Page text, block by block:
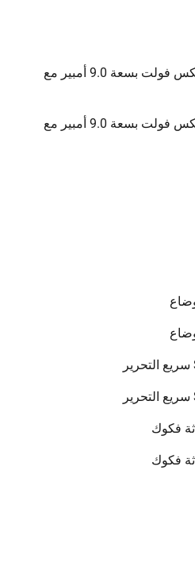
(2) مجموعة بطاريةXR فليكس فولت بسعة 9.0 أمبير مع
(1) مجموعة بطاريةXR فليكس فولت بسعة 9.0 أمبير مع